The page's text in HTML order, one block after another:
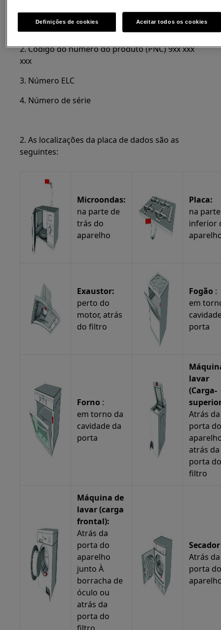
1. Número do modelo
2. Código do número do produto (PNC) 9xx xxx
xxx
3. Número ELC
4. Número de série
2. As localizações da placa de dados são as
seguintes:
Microondas:
na parte de
trás do
aparelho
Placa:
na parte
inferior
Exaustor:
perto do
motor, atrás
do filtro
Fogão :
em
porta
Forno :
em torno da
cavidade da
porta
lavar
(Carga-
Atrás da
porta
atrás da
porta
filtro
Máquina de
lavar (carga
frontal):
Atrás da
porta do
aparelho
junto À
borracha de
óculo ou
atrás da
porta do
Secador
Atrás da
porta
Definições de cookies Aceitar todos os cookies